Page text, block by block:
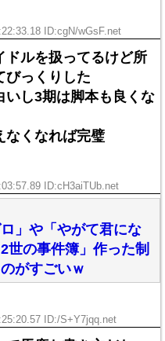
ID:cgN/wGsF.net
ドルを扱ってるけど所
びっくりした
いし3期は脚本も良くな
なくなれば完璧
ID:cH3aiTUb.net
」や「やがて君にな
世の事件簿」作った制
がすごいｗ
ID:/S+Y7jqq.net